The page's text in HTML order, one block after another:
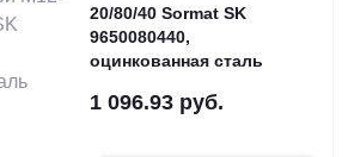
20/80/40 Sormat SK
9650080440,
оцинкованная сталь
1 096.93 руб.